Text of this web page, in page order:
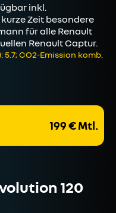
inkl.
Zeit besondere
für alle Renault
Renault Captur.
5.7; CO2-Emission komb.
199 € Mtl.
120